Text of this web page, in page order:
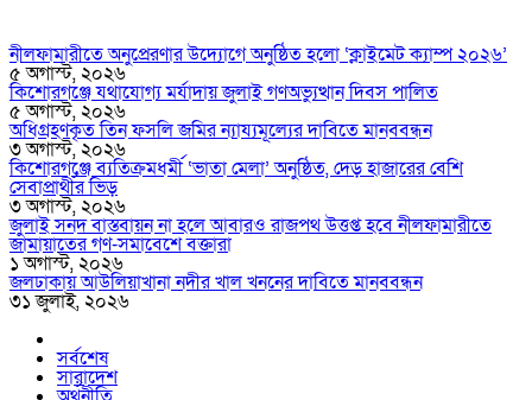
নীলফামারীতে অনুপ্রেরণার উদ্যোগে অনুষ্ঠিত হলো ‘ক্লাইমেট ক্যাম্প ২০২৬’
৫ অগাস্ট, ২০২৬
কিশোরগঞ্জে যথাযোগ্য মর্যাদায় জুলাই গণঅভ্যুত্থান দিবস পালিত
৫ অগাস্ট, ২০২৬
অধিগ্রহণকৃত তিন ফসলি জমির ন্যায্যমূল্যের দাবিতে মানববন্ধন
৩ অগাস্ট, ২০২৬
কিশোরগঞ্জে ব্যতিক্রমধর্মী ‘ভাতা মেলা’ অনুষ্ঠিত, দেড় হাজারের বেশি
সেবাপ্রার্থীর ভিড়
৩ অগাস্ট, ২০২৬
জুলাই সনদ বাস্তবায়ন না হলে আবারও রাজপথ উত্তপ্ত হবে নীলফামারীতে
জামায়াতের গণ-সমাবেশে বক্তারা
১ অগাস্ট, ২০২৬
জলঢাকায় আউলিয়াখানা নদীর খাল খননের দাবিতে মানববন্ধন
৩১ জুলাই, ২০২৬
সর্বশেষ
সারাদেশ